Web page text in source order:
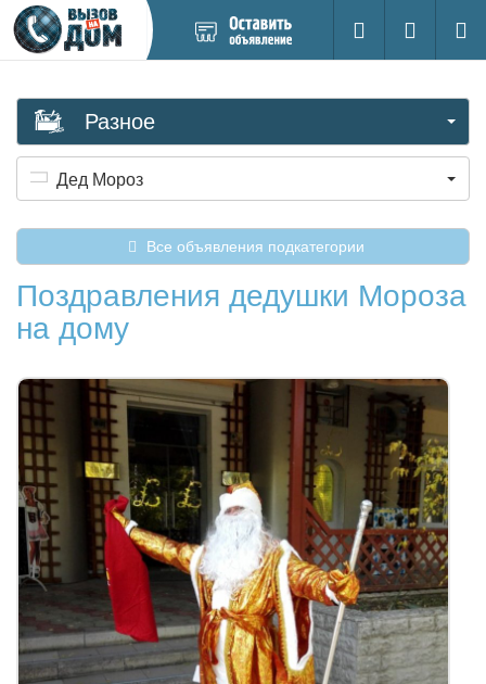
новое
Поиск
Вход на
Разное
Дед Мороз
Все объявления подкатегории
Поздравления дедушки Мороза
на дому